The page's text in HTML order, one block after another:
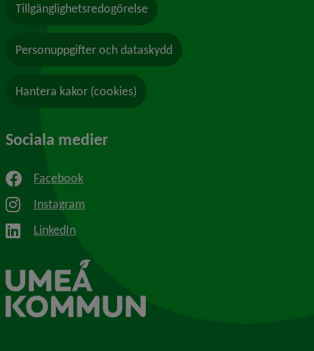
Tillgänglighetsredogörelse
Personuppgifter och dataskydd
Hantera kakor (cookies)
Sociala medier
Facebook
Instagram
LinkedIn